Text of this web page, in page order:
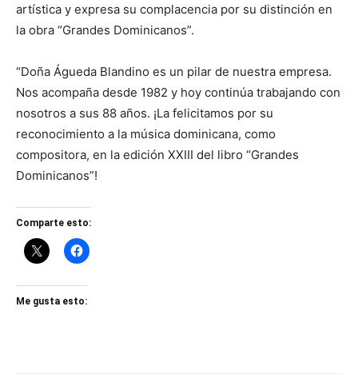
artística y expresa su complacencia por su distinción en
la obra “Grandes Dominicanos”.
“Doña Águeda Blandino es un pilar de nuestra empresa.
Nos acompaña desde 1982 y hoy continúa trabajando con
nosotros a sus 88 años. ¡La felicitamos por su
reconocimiento a la música dominicana, como
compositora, en la edición XXIII del libro “Grandes
Dominicanos”!
Comparte esto:
Me gusta esto: